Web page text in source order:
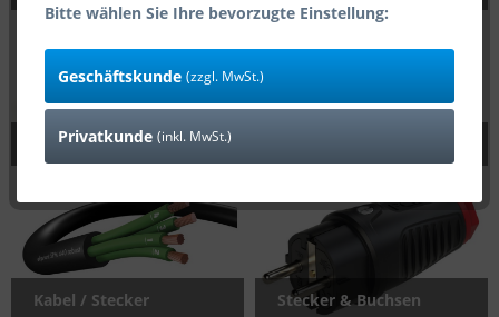
Lacke / Spachtel / Kleber
Kabel / Stecker Stecker & Buchsen
Bitte wählen Sie Ihre bevorzugte Einstellung:
Geschäftskunde (zzgl. MwSt.)
Privatkunde (inkl. MwSt.)